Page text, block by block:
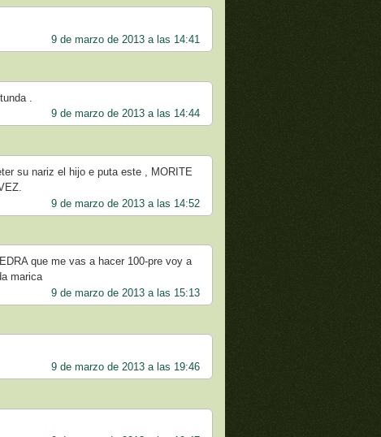
9 de marzo de 2013 a las 14:41
.
9 de marzo de 2013 a las 14:44
su nariz el hijo e puta este , MORITE
9 de marzo de 2013 a las 14:52
que me vas a hacer 100-pre voy a
marica
9 de marzo de 2013 a las 15:13
9 de marzo de 2013 a las 19:46